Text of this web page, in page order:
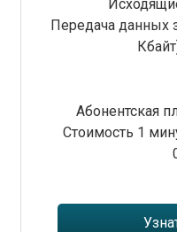
Передача данных
Абонентская
Стоимость 1